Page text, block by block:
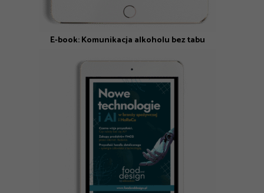
E-book: Komunikacja alkoholu bez tabu